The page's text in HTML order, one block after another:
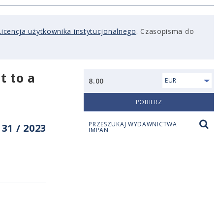
użytkownika instytucjonalnego. Czasopisma do
to a
/ 2023
8.00 EUR
POBIERZ
PRZESZUKAJ WYDAWNICTWA
IMPAN